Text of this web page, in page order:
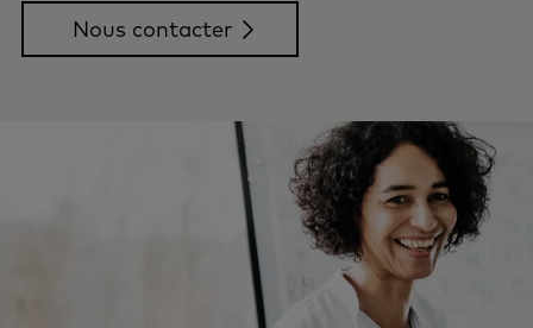
Nous contacter